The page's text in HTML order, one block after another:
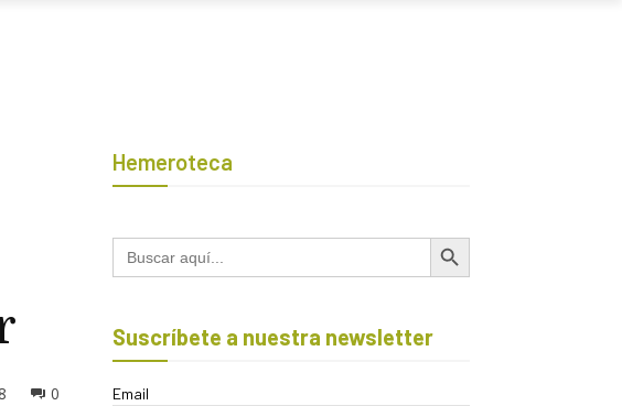
0
Hemeroteca
Buscar: Botón de búsqueda
Suscríbete a nuestra newsletter
Email